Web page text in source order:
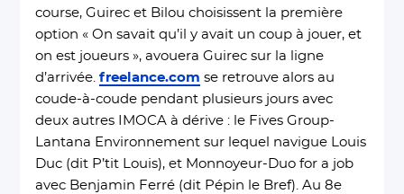
course, Guirec et Bilou choisissent la première
option « On savait qu’il y avait un coup à jouer, et
on est joueurs », avouera Guirec sur la ligne
d’arrivée.freelance.com se retrouve alors au
coude-à-coude pendant plusieurs jours avec
deux autres IMOCA à dérive : le Fives Group-
Lantana Environnement sur lequel navigue Louis
Duc (dit P’tit Louis), et Monnoyeur-Duo for a job
avec Benjamin Ferré (dit Pépin le Bref). Au 8e